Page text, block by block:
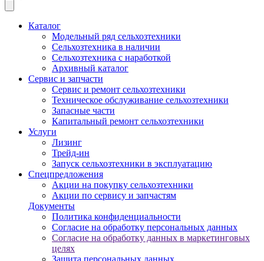
Каталог
Модельный ряд сельхозтехники
Сельхозтехника в наличии
Сельхозтехника с наработкой
Архивный каталог
Сервис и запчасти
Сервис и ремонт сельхозтехники
Техническое обслуживание сельхозтехники
Запасные части
Капитальный ремонт сельхозтехники
Услуги
Лизинг
Трейд-ин
Запуск сельхозтехники в эксплуатацию
Спецпредложения
Акции на покупку сельхозтехники
Акции по сервису и запчастям
Документы
Политика конфиденциальности
Согласие на обработку персональных данных
Согласие на обработку данных в маркетинговых
целях
Защита персональных данных